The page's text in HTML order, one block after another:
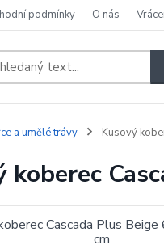
podmínky O nás
a umělé trávy Kusový
koberec